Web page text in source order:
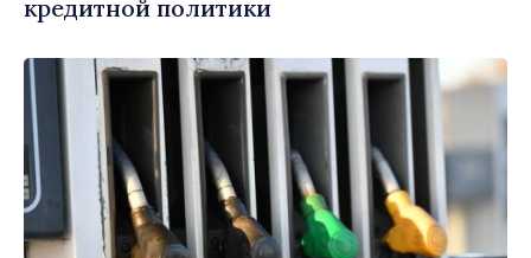
кредитной политики